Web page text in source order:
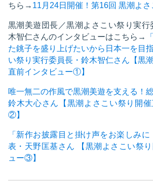
ちら→ 11月24日開催！第16回 黒潮よさ
黒潮美遊団長／黒潮よさこい祭り実行
木智仁さんのインタビューはこちら→
た銚子を盛り上げたいから日本一を目
い祭り実行委員長・鈴木智仁さん【黒
直前インタビュー①】
唯一無二の作風で黒潮美遊を支える！
鈴木大心さん【黒潮よさこい祭り開
②】
「新作お披露目と掛け声をお楽しみ
表・天野匡基さん 【黒潮よさこい祭
ュー③】